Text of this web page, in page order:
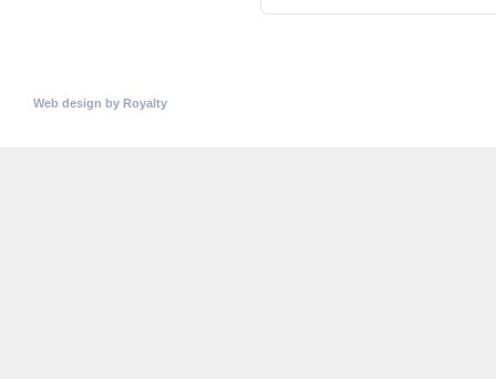
Web design by Royalty